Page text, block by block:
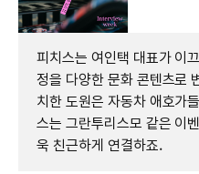
피치스는 여인택 대표가 이
정을 다양한 문화 콘텐츠로
치한 도원은 자동차 애호가
스는 그란투리스모 같은 이
욱 친근하게 연결하죠.